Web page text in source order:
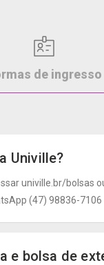
de ingresso
Univille?
univille.br/bolsas
(47) 98836-7106
e bolsa de